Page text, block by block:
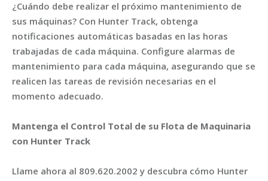
¿Cuándo debe realizar el próximo mantenimiento de
sus máquinas? Con Hunter Track, obtenga
notificaciones automáticas basadas en las horas
trabajadas de cada máquina. Configure alarmas de
mantenimiento para cada máquina, asegurando que se
realicen las tareas de revisión necesarias en el
momento adecuado.
Mantenga el Control Total de su Flota de Maquinaria
con Hunter Track
Llame ahora al 809.620.2002 y descubra cómo Hunter